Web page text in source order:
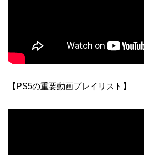
【PS5の重要動画プレイリスト】